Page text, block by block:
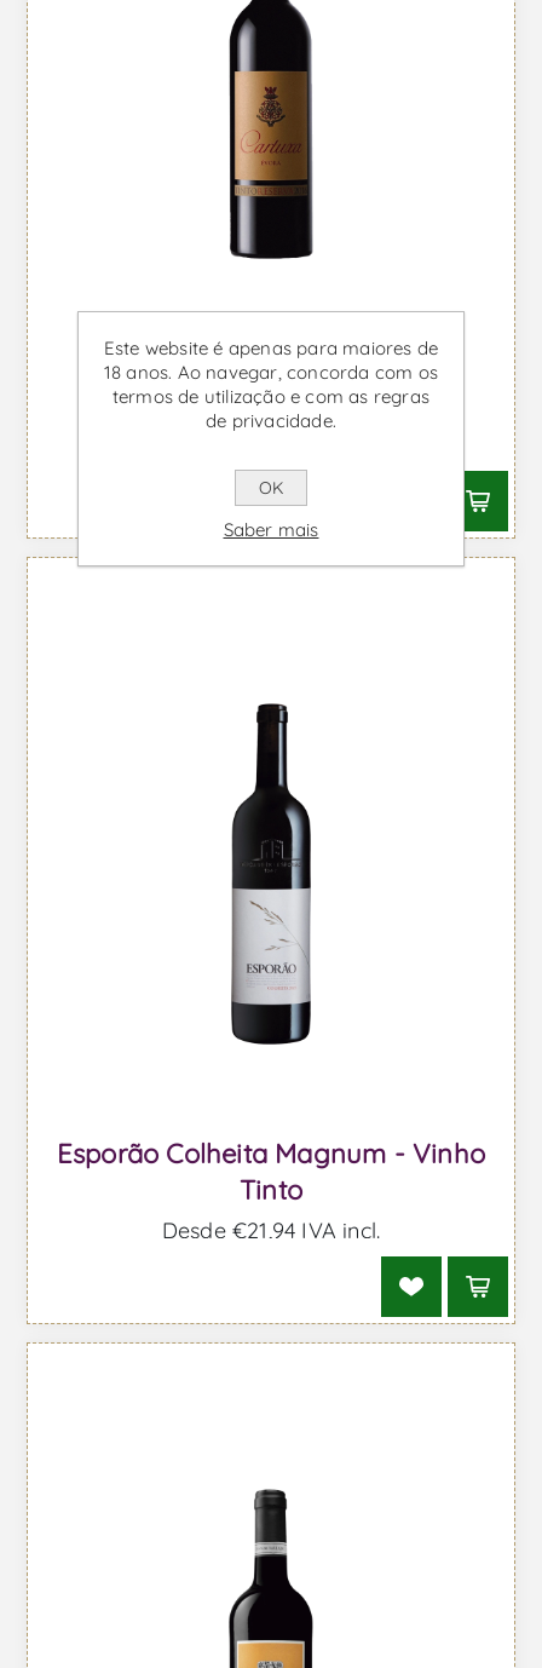
Cartuxa Magnum - Vinho Tinto
Esporão Colheita Magnum - Vinho
Tinto
Desde €21,94 IVA incl.
Este website é apenas para maiores de
18 anos. Ao navegar, concorda com os
termos de utilização e com as regras
de privacidade.
OK
Saber mais